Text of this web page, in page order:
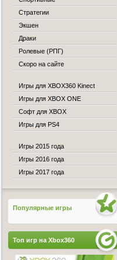
Стратегии
Экшен
Драки
Ролевые (РПГ)
Скоро на сайте
Игры для XBOX360 Kinect
Игры для XBOX ONE
Софт для XBOX
Игры для PS4
Игры 2015 года
Игры 2016 года
Игры 2017 года
Популярные игры
Топ игр на Xbox360